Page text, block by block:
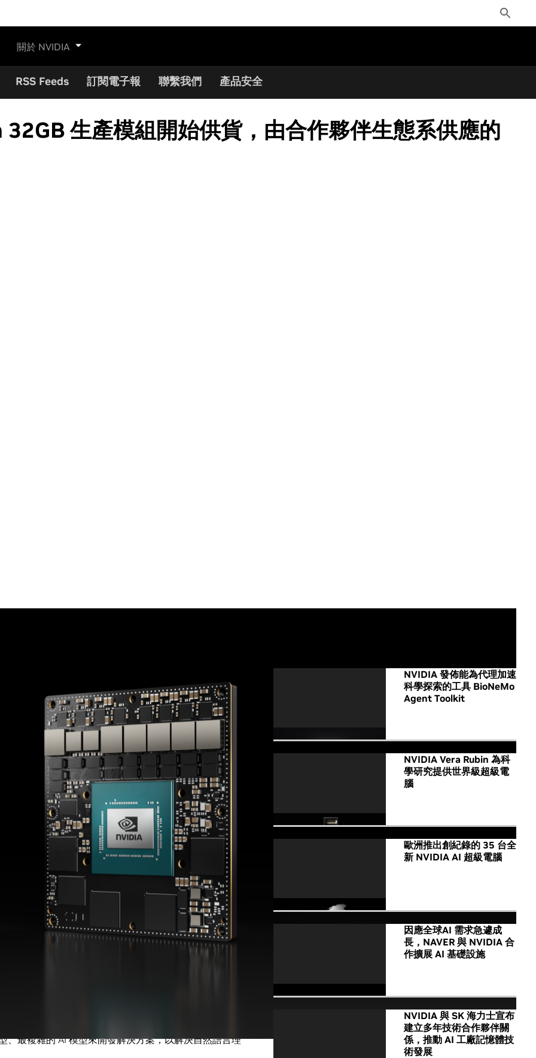
Toggle
Search
關於 NVIDIA
RSS Feeds 訂閱電子報 聯繫我們 產品安全
生產模組開始供貨，由合作夥伴生態系供應的
供應商將提供採用新模組的商用產品，其效能較上一代產品
，便能打造及部署採用 Orin 模組且功能完整的系統，當
適用於邊緣AI、機器人、人工智慧物聯網 (AIoT) 與嵌入式
境的系統，使客戶有能力因應各種產業面臨的挑戰，無論
、智慧城市和最後一哩運送等。
AI 產品
多個平行的資料串流內容時有所限制。他們面臨嚴苛的延
題，需要能夠輕鬆管理無線軟體更新作業。
用運算資源來處理各種不斷成長的資料量。而 NVIDIA
最複雜的 AI 模型來開發解決方案，以解決自然語言理
NVIDIA 發佈能為代理加速
科學探索的工具 BioNeMo
Agent Toolkit
NVIDIA Vera Rubin 為科
學研究提供世界級超級電
腦
歐洲推出創紀錄的 35 台全
新 NVIDIA AI 超級電腦
因應全球AI 需求急遽成
長，NAVER 與 NVIDIA 合
作擴展 AI 基礎設施
NVIDIA 與 SK 海力士宣布
建立多年技術合作夥伴關
係，推動 AI 工廠記憶體技
術發展